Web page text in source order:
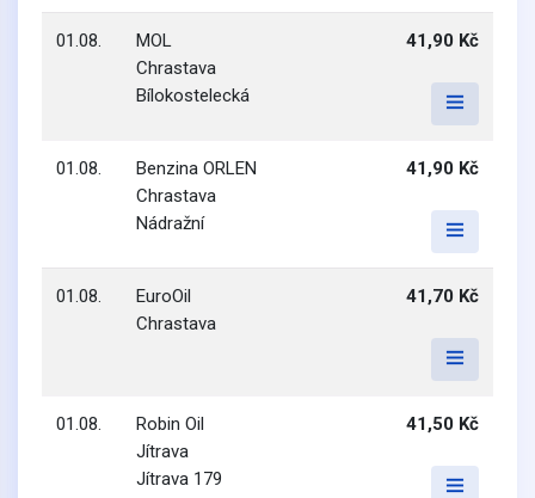
01.08.
MOL
Chrastava
Bílokostelecká
41,90 Kč
01.08.
Benzina ORLEN
Chrastava
Nádražní
41,90 Kč
01.08.
EuroOil
Chrastava
41,70 Kč
01.08.
Robin Oil
Jítrava
Jítrava 179
41,50 Kč